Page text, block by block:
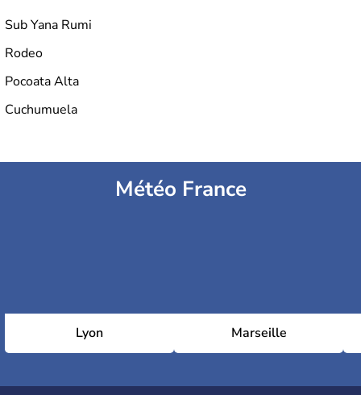
Sub Yana Rumi
Rodeo
Pocoata Alta
Cuchumuela
Météo France
Lyon Marseille